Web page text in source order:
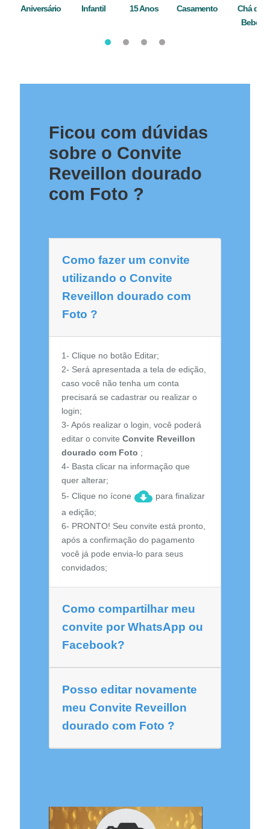
Aniversário
Infantil
15 Anos
Casamento
Chá de
Bebê
Ficou com dúvidas
sobre o Convite
Reveillon dourado
com Foto ?
Como fazer um convite
utilizando o Convite
Reveillon dourado com
Foto ?
1- Clique no botão Editar;
2- Será apresentada a tela de edição,
caso você não tenha um conta
precisará se cadastrar ou realizar o
login;
3- Após realizar o login, você poderá
editar o convite Convite Reveillon
dourado com Foto ;
4- Basta clicar na informação que
quer alterar;
5- Clique no ícone
para finalizar
a edição;
6- PRONTO! Seu convite está pronto,
após a confirmação do pagamento
você já pode envia-lo para seus
convidados;
Como compartilhar meu
convite por WhatsApp ou
Facebook?
Posso editar novamente
meu Convite Reveillon
dourado com Foto ?